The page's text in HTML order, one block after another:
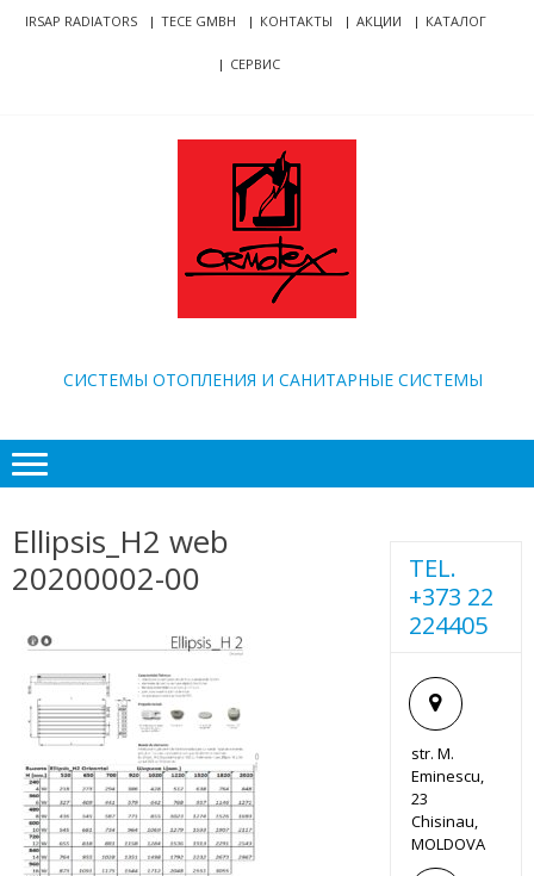
Skip
SkipIRSAP RADIATORS TECE GMBH КОНТАКТЫ АКЦИИ КАТАЛОГ
СЕРВИС
CИСТЕМЫ ОТОПЛЕНИЯ И САНИТАРНЫЕ СИСТЕМЫ
Ellipsis_H2 web
20200002-00
TEL.
+373 22
224405
str. M.
Eminescu,
23
Chisinau,
MOLDOVA